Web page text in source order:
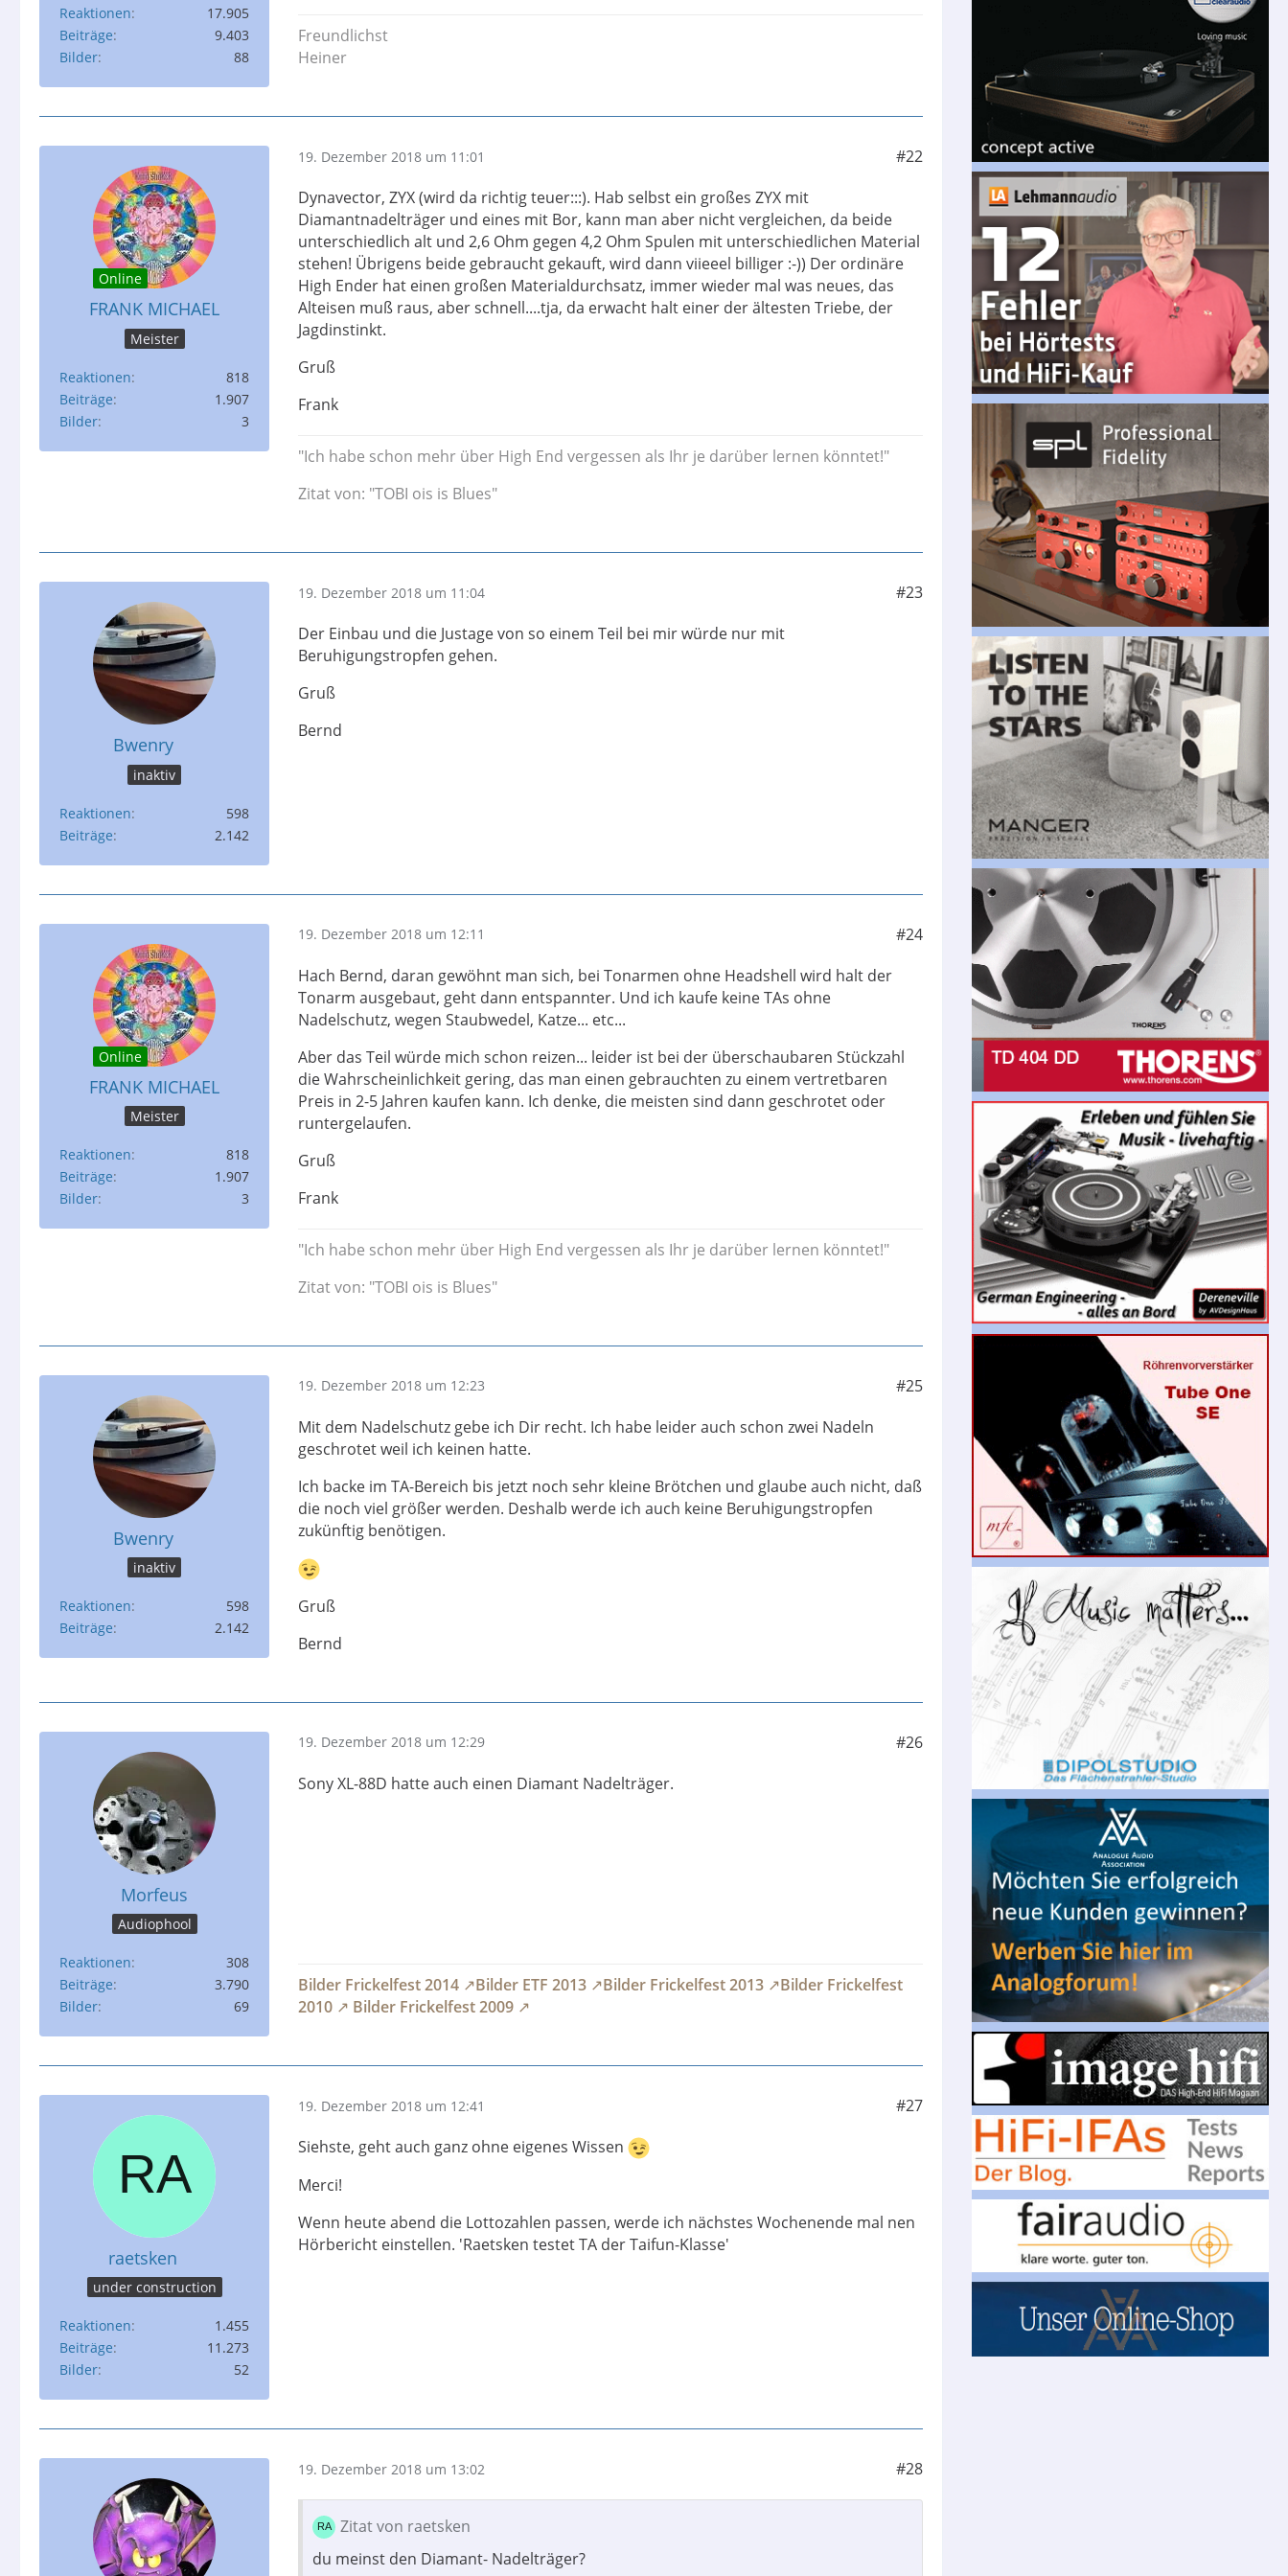
Reaktionen
17.905
Beiträge
9.403
Bilder
88
Freundlichst
Heiner
Online
FRANK MICHAEL
Meister
Reaktionen
818
Beiträge
1.907
Bilder
3
19. Dezember 2018 um 11:01
#22
Dynavector, ZYX (wird da richtig teuer:::). Hab selbst ein großes ZYX mit
Diamantnadelträger und eines mit Bor, kann man aber nicht vergleichen, da beide
unterschiedlich alt und 2,6 Ohm gegen 4,2 Ohm Spulen mit unterschiedlichen Material
stehen! Übrigens beide gebraucht gekauft, wird dann viieeel billiger :-)) Der ordinäre
High Ender hat einen großen Materialdurchsatz, immer wieder mal was neues, das
Alteisen muß raus, aber schnell....tja, da erwacht halt einer der ältesten Triebe, der
Jagdinstinkt.
Gruß
Frank
"Ich habe schon mehr über High End vergessen als Ihr je darüber lernen könntet!"
Zitat von: "TOBI ois is Blues"
Bwenry
inaktiv
Reaktionen
598
Beiträge
2.142
19. Dezember 2018 um 11:04
#23
Der Einbau und die Justage von so einem Teil bei mir würde nur mit
Beruhigungstropfen gehen.
Gruß
Bernd
Online
FRANK MICHAEL
Meister
Reaktionen
818
Beiträge
1.907
Bilder
3
19. Dezember 2018 um 12:11
#24
Hach Bernd, daran gewöhnt man sich, bei Tonarmen ohne Headshell wird halt der
Tonarm ausgebaut, geht dann entspannter. Und ich kaufe keine TAs ohne
Nadelschutz, wegen Staubwedel, Katze... etc...
Aber das Teil würde mich schon reizen... leider ist bei der überschaubaren Stückzahl
die Wahrscheinlichkeit gering, das man einen gebrauchten zu einem vertretbaren
Preis in 2-5 Jahren kaufen kann. Ich denke, die meisten sind dann geschrotet oder
runtergelaufen.
Gruß
Frank
"Ich habe schon mehr über High End vergessen als Ihr je darüber lernen könntet!"
Zitat von: "TOBI ois is Blues"
Bwenry
inaktiv
Reaktionen
598
Beiträge
2.142
19. Dezember 2018 um 12:23
#25
Mit dem Nadelschutz gebe ich Dir recht. Ich habe leider auch schon zwei Nadeln
geschrotet weil ich keinen hatte.
Ich backe im TA-Bereich bis jetzt noch sehr kleine Brötchen und glaube auch nicht, daß
die noch viel größer werden. Deshalb werde ich auch keine Beruhigungstropfen
zukünftig benötigen.
Gruß
Bernd
Morfeus
Audiophool
Reaktionen
308
Beiträge
3.790
Bilder
69
19. Dezember 2018 um 12:29
#26
Sony XL-88D hatte auch einen Diamant Nadelträger.
Bilder Frickelfest 2014 Bilder ETF 2013 Bilder Frickelfest 2013
Bilder Frickelfest
2010
Bilder Frickelfest 2009
raetsken
under construction
Reaktionen
1.455
Beiträge
11.273
Bilder
52
19. Dezember 2018 um 12:41
#27
Siehste, geht auch ganz ohne eigenes Wissen
Merci!
Wenn heute abend die Lottozahlen passen, werde ich nächstes Wochenende mal nen
Hörbericht einstellen. 'Raetsken testet TA der Taifun-Klasse'
19. Dezember 2018 um 13:02 #28
Zitat von raetsken
du meinst den Diamant- Nadelträger?